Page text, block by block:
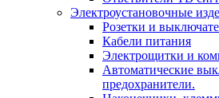
Электроустановочные
Розетки и
Кабели питания
Электрощитки и
Автоматические
предохранители.